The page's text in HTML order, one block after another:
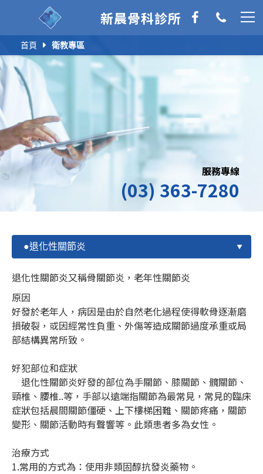
新晨骨科診所
服務專線
(03) 363-7280
首頁 衛教專區
退化性關節炎又稱骨關節炎，老年性關節炎
原因
好發於老年人，病因是由於自然老化過程使得軟骨逐漸磨
損破裂，或因經常性負重、外傷等造成關節過度承重或局
部結構異常所致。
好犯部位和症狀
退化性關節炎好發的部位為手關節、膝關節、髖關節、
頸椎、腰椎..等，手部以遠端指關節為最常見，常見的臨床
症狀包括晨間關節僵硬、上下樓梯困難、關節疼痛，關節
變形、關節活動時有聲響等。此類患者多為女性。
治療方式
1.常用的方式為：使用非類固醇抗發炎藥物。